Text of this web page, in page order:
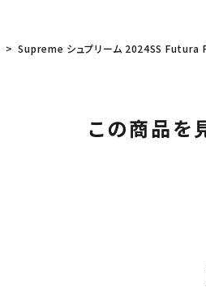
Supreme シュプリーム 2024SS Futura
この商品を